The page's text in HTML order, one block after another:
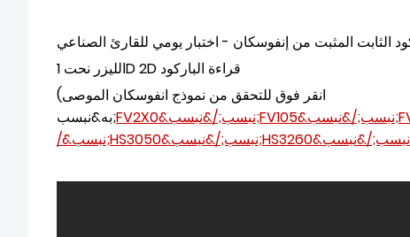
الثابت المثبت من إنفوسكان - اختبار يومي للقارئ الصناعي
الليزر نحت 1D 2D قراءة الباركود
(انقر فوق للتحقق من نموذج انفوسكان الموصى
به&نبسب;FV2X0 &نبسب;/&نبسب;FV105 &نبسب;/&نبسب;
/&نبسب;HS3050 &نبسب;/&نبسب;HS3260